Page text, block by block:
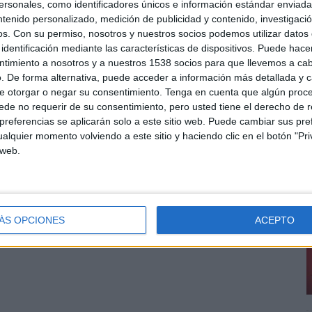
como identificadores únicos e información estándar
personalizado, medición de publicidad y contenido,
Con su permiso, nosotros y nuestros socios podemos utilizar datos
mediante las características de dispositivos. Puede
a nosotros y a nuestros 1538 socios para que llevemos a
De forma alternativa, puede acceder a información más detallada y
otorgar o negar su consentimiento. Tenga en cuenta que algún
no requerir de su consentimiento, pero usted tiene el derecho de
se aplicarán solo a este sitio web. Puede cambiar sus
momento volviendo a este sitio y haciendo clic en el botón
OPCIONES ACEPTO
Wieden+Kennedy (Portland, New York), Del Campo Nazca Saatchi & Saatchi, BBH
/ Fukuoka). Por número de reconocimientos obtenidos el rankig de grupos
y Y&R.
resultados arrojado por el otro gran referente a nivel mundial, The Big Won Report
está entre las 50 más premiadas del mundo. En cuanto a trabajos, los únicos que
HP (acusada de plagio en la pasada edición de El Sol tras adjudicarse un oro y el
más premiadas en gráfica a nivel mundial, y la campaña ‘Cómicos', de McCann
Entre las empresas publicitarias españolas el único resultado destacable es el
a nivel mundial.
segunda posición, cayendo dos puestos. Por delante quedan Estados Unidos,
y Holanda.